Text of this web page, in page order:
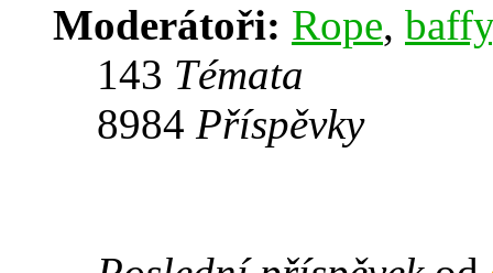
Moderátoři: Rope, baffy
143 Témata
8984 Příspěvky